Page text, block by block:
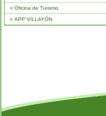
» Oficina de Turismo
» APP VILLAYÓN